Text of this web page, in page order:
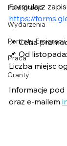
Femigracja
Wydarzenia
Portrety Emigracji
Praca
Granty
Formularz
https://
📌 Cena
📌 Od listopada:
Liczba miejsc
Informacje pod
oraz e-mailem